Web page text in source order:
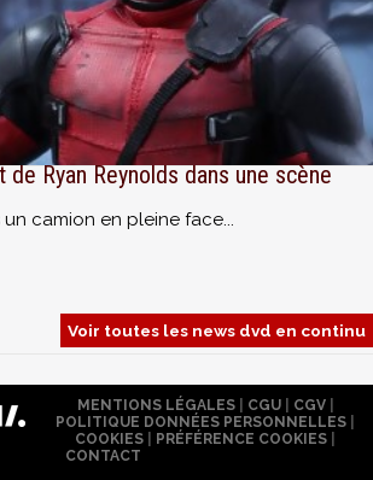
de Ryan Reynolds dans une scène
camion en pleine face...
Voir toutes les news dvd en continu
MENTIONS LÉGALES| CGU| CGV|
POLITIQUE DONNÉES PERSONNELLES
COOKIES
PRÉFÉRENCE COOKIES
CONTACT